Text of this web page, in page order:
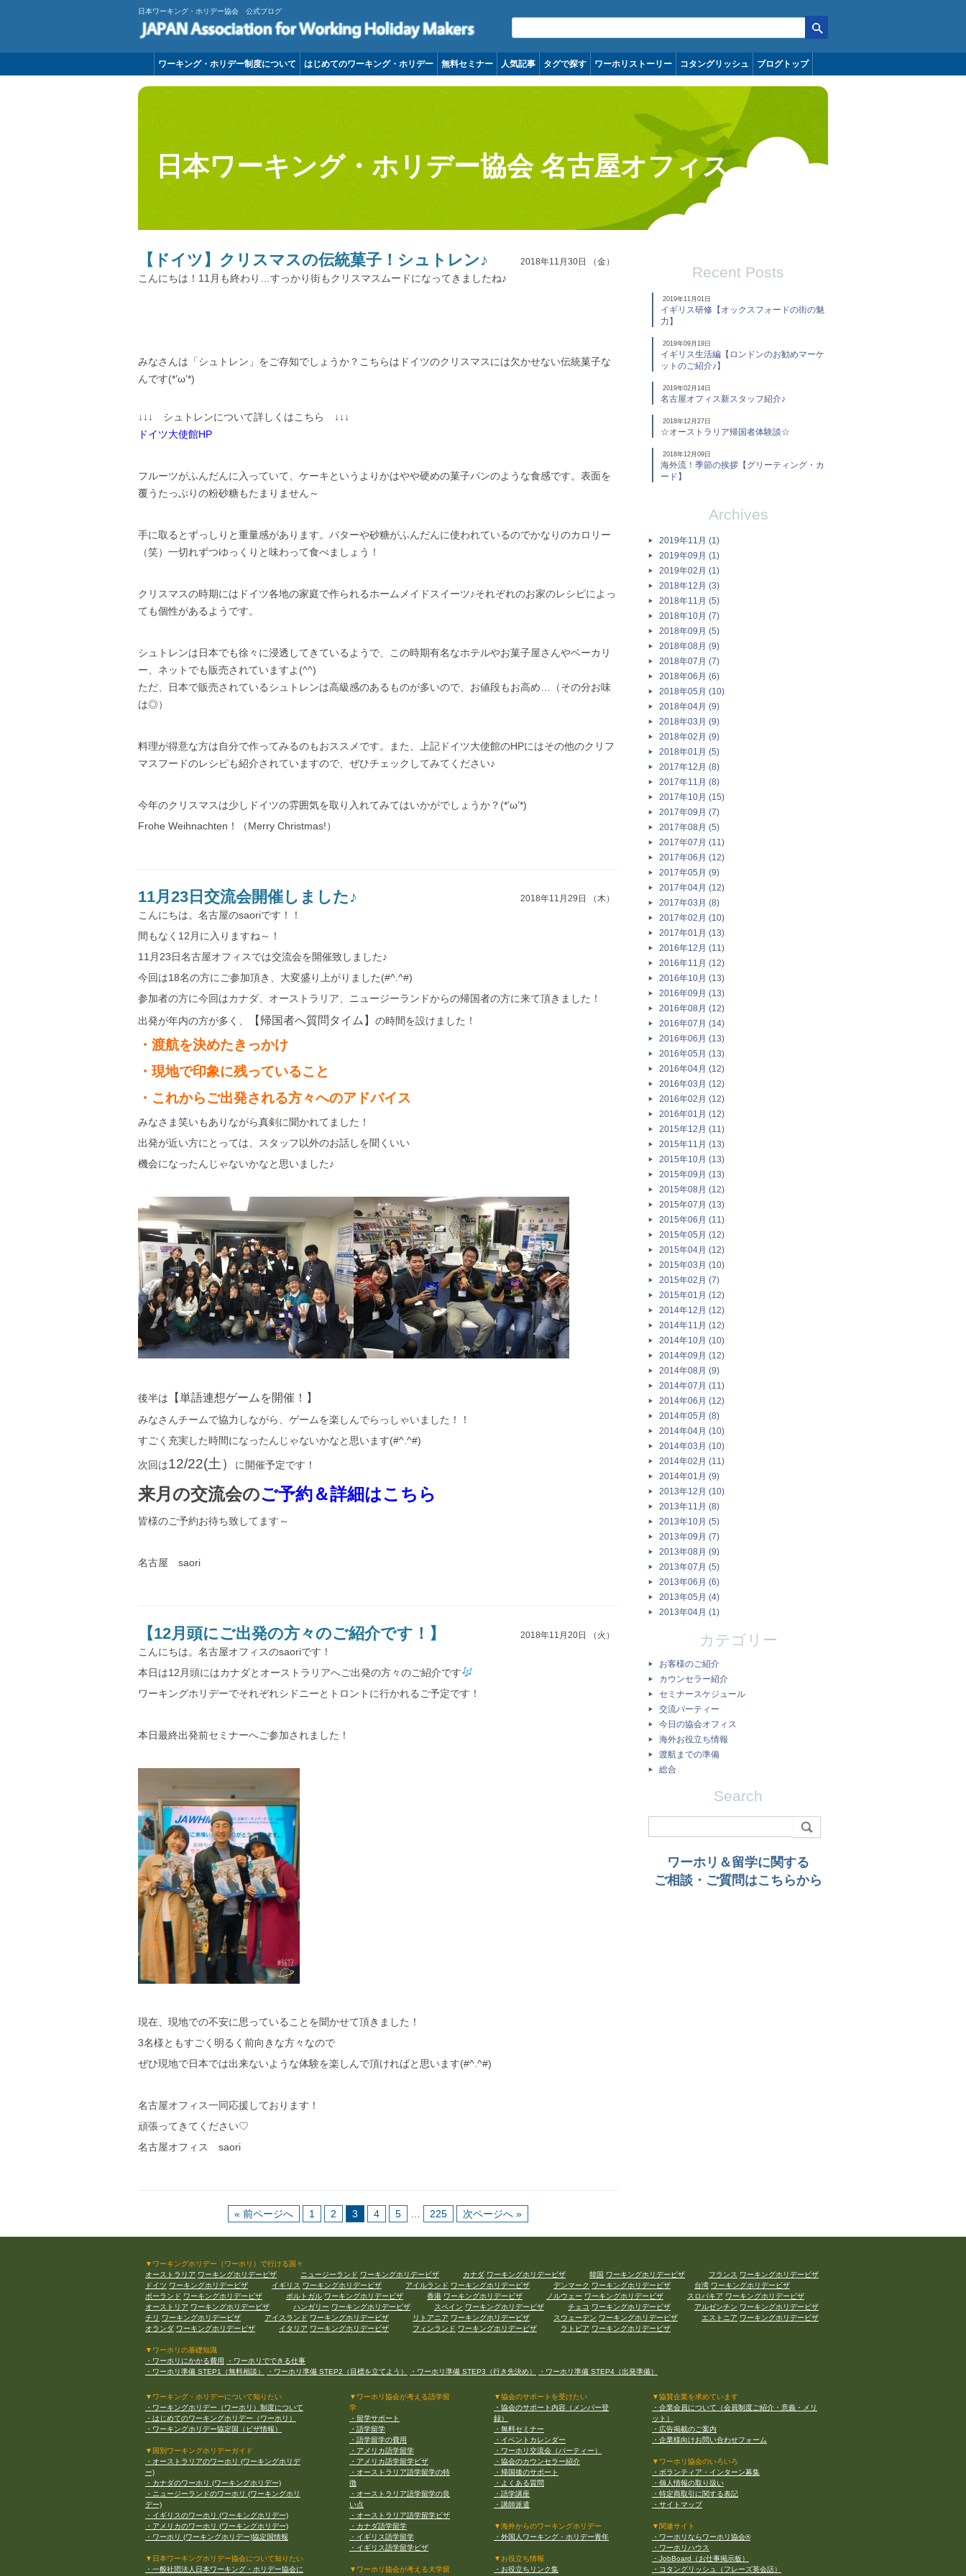
日本ワーキング・ホリデー協会 公式ブログ
コンテンツへ移動
ワーキング・ホリデー制度について はじめてのワーキング・ホリデー 無料セミナー 人気記事 タグで探す ワーホリストーリー コタングリッシュ ブログトップ
日本ワーキング・ホリデー協会 名古屋オフィス
【ドイツ】クリスマスの伝統菓子！シュトレン♪ 2018年11月30日 （金）
こんにちは！11月も終わり…すっかり街もクリスマスムードになってきましたね♪
みなさんは「シュトレン」をご存知でしょうか？こちらはドイツのクリスマスには欠かせない伝統菓子な
んです(*’ω’*)
↓↓↓ シュトレンについて詳しくはこちら ↓↓↓
ドイツ大使館HP
フルーツがふんだんに入っていて、ケーキというよりかはやや硬めの菓子パンのような食感です。表面を
覆うたっぷりの粉砂糖もたまりません～
手に取るとずっしりと重量感があります。バターや砂糖がふんだんに使われているのでかなりのカロリー
（笑）一切れずつゆっくりと味わって食べましょう！
クリスマスの時期にはドイツ各地の家庭で作られるホームメイドスイーツ♪それぞれのお家のレシピによっ
ても個性があるようです。
シュトレンは日本でも徐々に浸透してきているようで、この時期有名なホテルやお菓子屋さんやベーカリ
ー、ネットでも販売されていますよ(^^)
ただ、日本で販売されているシュトレンは高級感のあるものが多いので、お値段もお高め…（その分お味
は◎）
料理が得意な方は自分で作ってみるのもおススメです。また、上記ドイツ大使館のHPにはその他のクリフ
マスフードのレシピも紹介されていますので、ぜひチェックしてみてください♪
今年のクリスマスは少しドイツの雰囲気を取り入れてみてはいかがでしょうか？(*’ω’*)
Frohe Weihnachten！（Merry Christmas!）
11月23日交流会開催しました♪ 2018年11月29日 （木）
こんにちは。名古屋のsaoriです！！
間もなく12月に入りますね～！
11月23日名古屋オフィスでは交流会を開催致しました♪
今回は18名の方にご参加頂き、大変盛り上がりました(#^.^#)
参加者の方に今回はカナダ、オーストラリア、ニュージーランドからの帰国者の方に来て頂きました！
出発が年内の方が多く、
【帰国者へ質問タイム】 の時間を設けました！
・渡航を決めたきっかけ
・現地で印象に残っていること
・これからご出発される方々へのアドバイス
みなさま笑いもありながら真剣に聞かれてました！
出発が近い方にとっては、スタッフ以外のお話しを聞くいい
機会になったんじゃないかなと思いました♪
後半は 【単語連想ゲームを開催！】
みなさんチームで協力しながら、ゲームを楽しんでらっしゃいました！！
すごく充実した時間になったんじゃないかなと思います(#^.^#)
次回は12/22(土） に開催予定です！
来月の交流会のご予約＆詳細はこちら
皆様のご予約お待ち致してます～
名古屋 saori
【12月頭にご出発の方々のご紹介です！】 2018年11月20日 （火）
こんにちは。名古屋オフィスのsaoriです！
本日は12月頭にはカナダとオーストラリアへご出発の方々のご紹介です
ワーキングホリデーでそれぞれシドニーとトロントに行かれるご予定です！
本日最終出発前セミナーへご参加されました！
現在、現地での不安に思っていることを聞かせて頂きました！
3名様ともすごく明るく前向きな方々なので
ぜひ現地で日本では出来ないような体験を楽しんで頂ければと思います(#^.^#)
名古屋オフィス一同応援しております！
頑張ってきてください♡
名古屋オフィス saori
« 前ページへ 1 2 3 4 5 225 次ページへ »
Recent Posts
2019年11月01日
イギリス研修【オックスフォードの街の魅
力】
2019年09月19日
イギリス生活編【ロンドンのお勧めマーケ
ットのご紹介♪】
2019年02月14日
名古屋オフィス新スタッフ紹介♪
2018年12月27日
☆オーストラリア帰国者体験談☆
2018年12月09日
海外流！季節の挨拶【グリーティング・カ
ード】
Archives
2019年11月 (1)
2019年09月 (1)
2019年02月 (1)
2018年12月 (3)
2018年11月 (5)
2018年10月 (7)
2018年09月 (5)
2018年08月 (9)
2018年07月 (7)
2018年06月 (6)
2018年05月 (10)
2018年04月 (9)
2018年03月 (9)
2018年02月 (9)
2018年01月 (5)
2017年12月 (8)
2017年11月 (8)
2017年10月 (15)
2017年09月 (7)
2017年08月 (5)
2017年07月 (11)
2017年06月 (12)
2017年05月 (9)
2017年04月 (12)
2017年03月 (8)
2017年02月 (10)
2017年01月 (13)
2016年12月 (11)
2016年11月 (12)
2016年10月 (13)
2016年09月 (13)
2016年08月 (12)
2016年07月 (14)
2016年06月 (13)
2016年05月 (13)
2016年04月 (12)
2016年03月 (12)
2016年02月 (12)
2016年01月 (12)
2015年12月 (11)
2015年11月 (13)
2015年10月 (13)
2015年09月 (13)
2015年08月 (12)
2015年07月 (13)
2015年06月 (11)
2015年05月 (12)
2015年04月 (12)
2015年03月 (10)
2015年02月 (7)
2015年01月 (12)
2014年12月 (12)
2014年11月 (12)
2014年10月 (10)
2014年09月 (12)
2014年08月 (9)
2014年07月 (11)
2014年06月 (12)
2014年05月 (8)
2014年04月 (10)
2014年03月 (10)
2014年02月 (11)
2014年01月 (9)
2013年12月 (10)
2013年11月 (8)
2013年10月 (5)
2013年09月 (7)
2013年08月 (9)
2013年07月 (5)
2013年06月 (6)
2013年05月 (4)
2013年04月 (1)
カテゴリー
お客様のご紹介
カウンセラー紹介
セミナースケジュール
交流パーティー
今日の協会オフィス
海外お役立ち情報
渡航までの準備
総合
Search
ワーホリ＆留学に関する
ご相談・ご質問はこちらから
▼ワーキングホリデー（ワーホリ）で行ける国々
オーストラリア ワーキングホリデービザ ニュージーランド ワーキングホリデービザ カナダ ワーキングホリデービザ 韓国 ワーキングホリデービザ フランス ワーキングホリデービザ
ドイツ ワーキングホリデービザ イギリス ワーキングホリデービザ アイルランド ワーキングホリデービザ デンマーク ワーキングホリデービザ 台湾 ワーキングホリデービザ
ポーランド ワーキングホリデービザ ポルトガル ワーキングホリデービザ 香港 ワーキングホリデービザ ノルウェー ワーキングホリデービザ スロバキア ワーキングホリデービザ
オーストリア ワーキングホリデービザ ハンガリー ワーキングホリデービザ スペイン ワーキングホリデービザ チェコ ワーキングホリデービザ アルゼンチン ワーキングホリデービザ
チリ ワーキングホリデービザ アイスランド ワーキングホリデービザ リトアニア ワーキングホリデービザ スウェーデン ワーキングホリデービザ エストニア ワーキングホリデービザ
オランダ ワーキングホリデービザ イタリア ワーキングホリデービザ フィンランド ワーキングホリデービザ ラトビア ワーキングホリデービザ
▼ワーホリの基礎知識
・ワーホリにかかる費用
・ワーホリでできる仕事
・ワーホリ準備 STEP1（無料相談）
・ワーホリ準備 STEP2（目標を立てよう） ・ワーホリ準備 STEP3（行き先決め） ・ワーホリ準備 STEP4（出発準備）
▼ワーキング・ホリデーについて知りたい
・ワーキングホリデー（ワーホリ）制度について
・はじめてのワーキングホリデー（ワーホリ）
・ワーキングホリデー協定国（ビザ情報）
▼国別ワーキングホリデーガイド
・オーストラリアのワーホリ (ワーキングホリデ
ー)
・カナダのワーホリ (ワーキングホリデー)
・ニュージーランドのワーホリ (ワーキングホリ
デー)
・イギリスのワーホリ (ワーキングホリデー)
・アメリカのワーホリ (ワーキングホリデー)
・ワーホリ (ワーキングホリデー)協定国情報
▼日本ワーキングホリデー協会について知りたい
・一般社団法人日本ワーキング・ホリデー協会に
▼ワーホリ協会が考える語学留
学
・留学サポート
・語学留学
・語学留学の費用
・アメリカ語学留学
・アメリカ語学留学ビザ
・オーストラリア語学留学の特
徴
・オーストラリア語学留学の良
い点
・オーストラリア語学留学ビザ
・カナダ語学留学
・イギリス語学留学
・イギリス語学留学ビザ
▼ワーホリ協会が考える大学留
▼協会のサポートを受けたい
・協会のサポート内容（メンバー登
録）
・無料セミナー
・イベントカレンダー
・ワーホリ交流会（パーティー）
・協会のカウンセラー紹介
・帰国後のサポート
・よくある質問
・語学講座
・講師派遣
▼海外からのワーキングホリデー
・外国人ワーキング・ホリデー青年
▼お役立ち情報
・お役立ちリンク集
▼協賛企業を求めています
・企業会員について（会員制度ご紹介・意義・メリ
ット）
・広告掲載のご案内
・企業様向けお問い合わせフォーム
▼ワーホリ協会のいろいろ
・ボランティア・インターン募集
・個人情報の取り扱い
・特定商取引に関する表記
・サイトマップ
▼関連サイト
・ワーホリならワーホリ協会®︎
・ワーホリハウス
・JobBoard（お仕事掲示板）
・コタングリッシュ（フレーズ英会話）